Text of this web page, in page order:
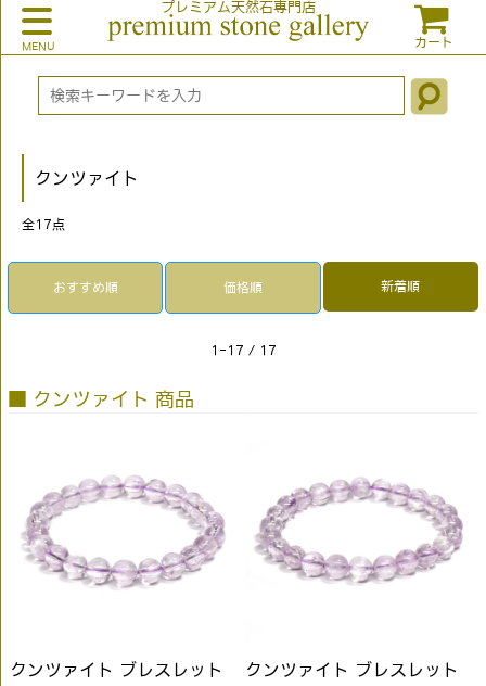
プレミアム天然石専門店
カート
クンツァイト
全17点
おすすめ順 価格順 新着順
1-17 / 17
■ クンツァイト 商品
クンツァイト ブレスレット
クンツァイト ブレスレット